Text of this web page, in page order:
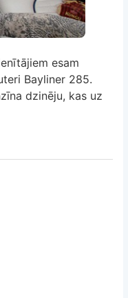
esam
Bayliner 285.
dzinēju, kas uz